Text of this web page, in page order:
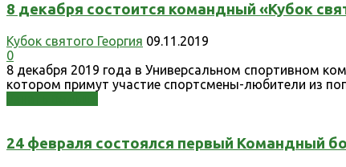
8 декабря состоится командный «Кубок
Кубок святого Георгия 09.11.2019
0
8 декабря 2019 года в Универсальном спортивном
котором примут участие спортсмены-любители из
24 февраля состоялся первый Командный